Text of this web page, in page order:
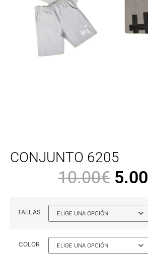
CONJUNTO 6205
10.00€ 5.00
TALLAS
COLOR